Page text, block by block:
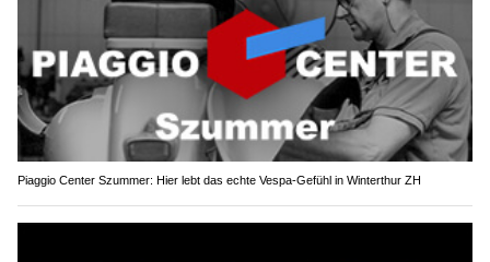
Piaggio Center Szummer: Hier lebt das echte Vespa-Gefühl in Winterthur ZH